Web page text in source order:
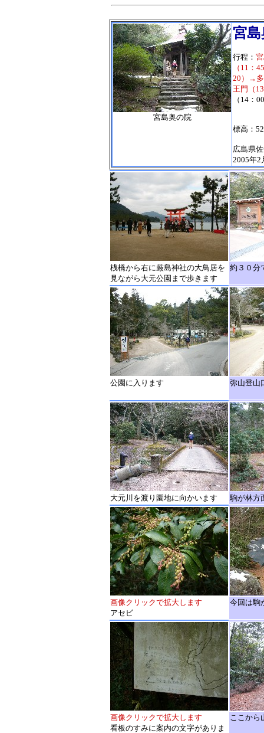
宮島奥の院
宮
行程：
（11：
20）→多
王門（
（14：
標高：
広島県
2005年2
桟橋から右に厳島神社の大鳥居を
見ながら大元公園まで歩きます
約３０分
公園に入ります 弥山登山
大元川を渡り園地に向かいます 駒が林方
画像クリックで拡大します
アセビ
今回は駒
画像クリックで拡大します
看板のすみに案内の文字がありま
ここから